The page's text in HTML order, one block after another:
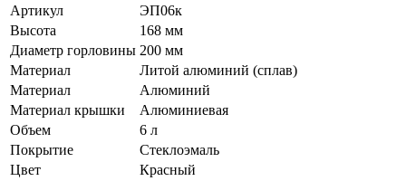
Артикул
ЭП06к
Высота
168 мм
Диаметр горловины 200 мм
Материал
Литой алюминий (сплав)
Материал
Алюминий
Материал крышки
Алюминиевая
Объем
6 л
Покрытие
Стеклоэмаль
Цвет
Красный